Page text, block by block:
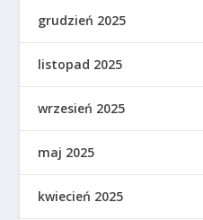
grudzień 2025
listopad 2025
wrzesień 2025
maj 2025
kwiecień 2025